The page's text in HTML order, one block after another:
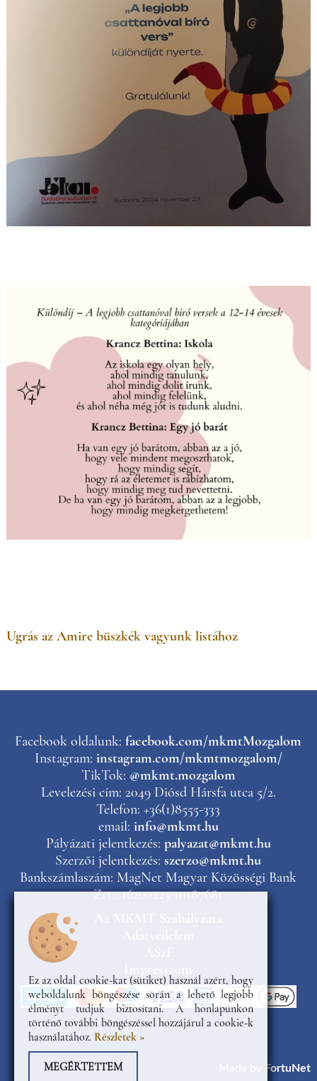
Ez az oldal cookie-kat (sütiket) használ azért, hogy
weboldalunk böngészése során a lehető legjobb
élményt tudjuk biztosítani. A honlapunkon
történő további böngészéssel hozzájárul a cookie-k
használatához. Részletek »
MEGÉRTETTEM
Ugrás az Amire büszkék vagyunk listához
Facebook oldalunk:facebook.com/mkmtMozgalom
Instagram: instagram.com/mkmtmozgalom/
TikTok: @mkmt.mozgalom
Levelezési cím: 2049 Diósd Hársfa utca 5/2.
Telefon: +36(1)8555-333
email: info@mkmt.hu
Pályázati jelentkezés: palyazat@mkmt.hu
Szerzői jelentkezés:szerzo@mkmt.hu
Bankszámlaszám: MagNet Magyar Közösségi Bank
Zrt., 16200223-10187681
FortuNet